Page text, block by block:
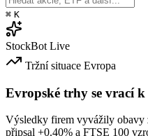
⌘ K
StockBot Live
Tržní situace Evropa
Evropské trhy se vrací
Výsledky firem vyvážily
připsal +0.40% a FTSE 100